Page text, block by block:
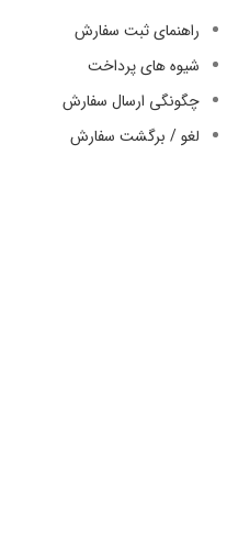
راهنمای ثبت سفارش
شیوه های پرداخت
چگونگی ارسال سفارش
لغو / برگشت سفارش